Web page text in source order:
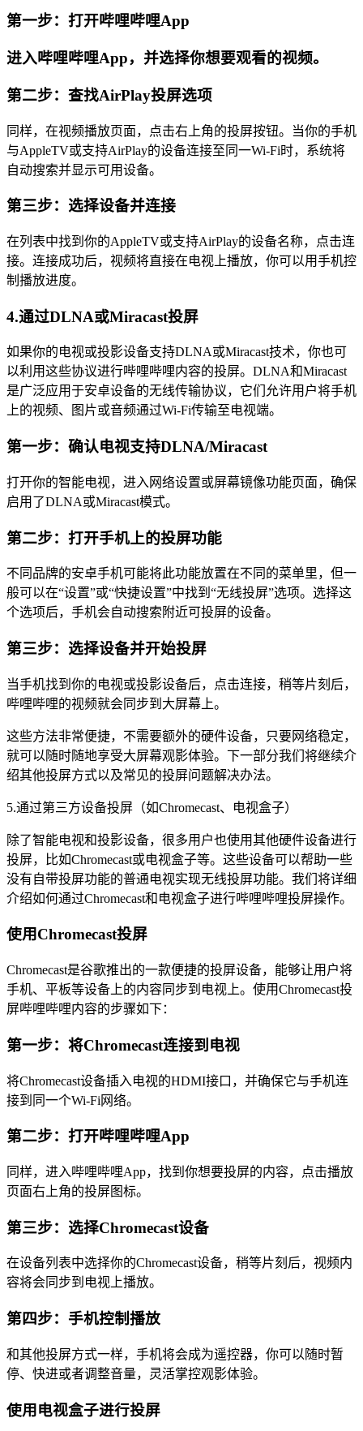
第一步：打开哔哩哔哩App
进入哔哩哔哩App，并选择你想要观看的视频。
第二步：查找AirPlay投屏选项
同样，在视频播放页面，点击右上角的投屏按钮。当你的手机
与AppleTV或支持AirPlay的设备连接至同一Wi-Fi时，系统将
自动搜索并显示可用设备。
第三步：选择设备并连接
在列表中找到你的AppleTV或支持AirPlay的设备名称，点击连
接。连接成功后，视频将直接在电视上播放，你可以用手机控
制播放进度。
4.通过DLNA或Miracast投屏
如果你的电视或投影设备支持DLNA或Miracast技术，你也可
以利用这些协议进行哔哩哔哩内容的投屏。DLNA和Miracast
是广泛应用于安卓设备的无线传输协议，它们允许用户将手机
上的视频、图片或音频通过Wi-Fi传输至电视端。
第一步：确认电视支持DLNA/Miracast
打开你的智能电视，进入网络设置或屏幕镜像功能页面，确保
启用了DLNA或Miracast模式。
第二步：打开手机上的投屏功能
不同品牌的安卓手机可能将此功能放置在不同的菜单里，但一
般可以在“设置”或“快捷设置”中找到“无线投屏”选项。选择这
个选项后，手机会自动搜索附近可投屏的设备。
第三步：选择设备并开始投屏
当手机找到你的电视或投影设备后，点击连接，稍等片刻后，
哔哩哔哩的视频就会同步到大屏幕上。
这些方法非常便捷，不需要额外的硬件设备，只要网络稳定，
就可以随时随地享受大屏幕观影体验。下一部分我们将继续介
绍其他投屏方式以及常见的投屏问题解决办法。
5.通过第三方设备投屏（如Chromecast、电视盒子）
除了智能电视和投影设备，很多用户也使用其他硬件设备进行
投屏，比如Chromecast或电视盒子等。这些设备可以帮助一些
没有自带投屏功能的普通电视实现无线投屏功能。我们将详细
介绍如何通过Chromecast和电视盒子进行哔哩哔哩投屏操作。
使用Chromecast投屏
Chromecast是谷歌推出的一款便捷的投屏设备，能够让用户将
手机、平板等设备上的内容同步到电视上。使用Chromecast投
屏哔哩哔哩内容的步骤如下：
第一步：将Chromecast连接到电视
将Chromecast设备插入电视的HDMI接口，并确保它与手机连
接到同一个Wi-Fi网络。
第二步：打开哔哩哔哩App
同样，进入哔哩哔哩App，找到你想要投屏的内容，点击播放
页面右上角的投屏图标。
第三步：选择Chromecast设备
在设备列表中选择你的Chromecast设备，稍等片刻后，视频内
容将会同步到电视上播放。
第四步：手机控制播放
和其他投屏方式一样，手机将会成为遥控器，你可以随时暂
停、快进或者调整音量，灵活掌控观影体验。
使用电视盒子进行投屏